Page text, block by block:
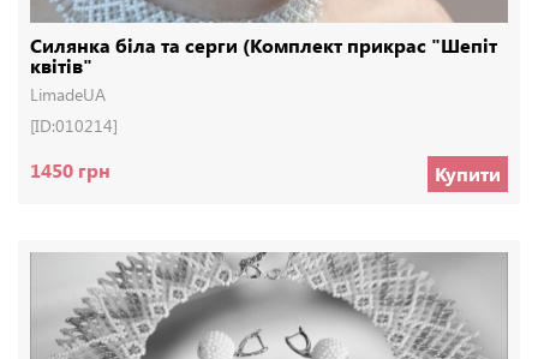
Силянка біла та серги (Комплект прикрас "Шепіт
квітів"
LimadeUA
[ID:010214]
1450 грн Купити